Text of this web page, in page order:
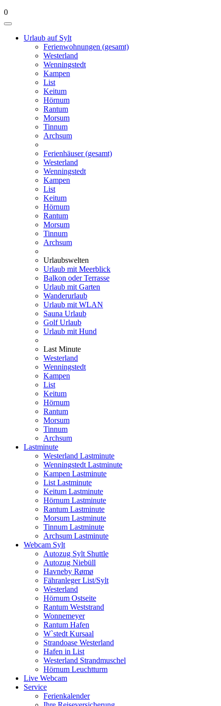
0
Urlaub auf Sylt
Ferienwohnungen (gesamt)
Westerland
Wenningstedt
Kampen
List
Keitum
Hörnum
Rantum
Morsum
Tinnum
Archsum
Ferienhäuser (gesamt)
Westerland
Wenningstedt
Kampen
List
Keitum
Hörnum
Rantum
Morsum
Tinnum
Archsum
Urlaubswelten
Urlaub mit Meerblick
Balkon oder Terrasse
Urlaub mit Garten
Wanderurlaub
Urlaub mit WLAN
Sauna Urlaub
Golf Urlaub
Urlaub mit Hund
Last Minute
Westerland
Wenningstedt
Kampen
List
Keitum
Hörnum
Rantum
Morsum
Tinnum
Archsum
Lastminute
Westerland Lastminute
Wenningstedt Lastminute
Kampen Lastminute
List Lastminute
Keitum Lastminute
Hörnum Lastminute
Rantum Lastminute
Morsum Lastminute
Tinnum Lastminute
Archsum Lastminute
Webcam Sylt
Autozug Sylt Shuttle
Autozug Niebüll
Havneby Rømø
Fähranleger List/Sylt
Westerland
Hörnum Ostseite
Rantum Weststrand
Wonnemeyer
Rantum Hafen
W`stedt Kursaal
Strandoase Westerland
Hafen in List
Westerland Strandmuschel
Hörnum Leuchtturm
Live Webcam
Service
Ferienkalender